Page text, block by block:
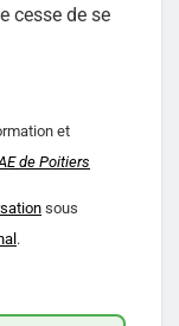
cesse de se
et
de Poitiers
sous
.